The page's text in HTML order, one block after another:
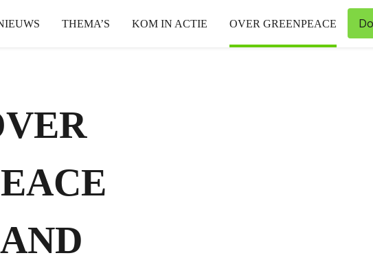
THEMA’S KOM IN ACTIE OVER GREENPEACE